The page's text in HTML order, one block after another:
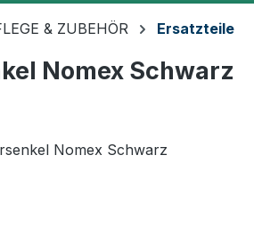
& ZUBEHÖR Ersatzteile
Nomex Schwarz